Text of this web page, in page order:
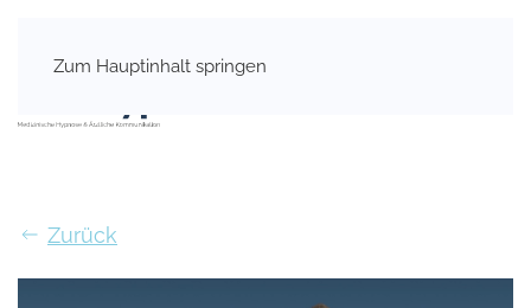
Zum Hauptinhalt springen
Zurück